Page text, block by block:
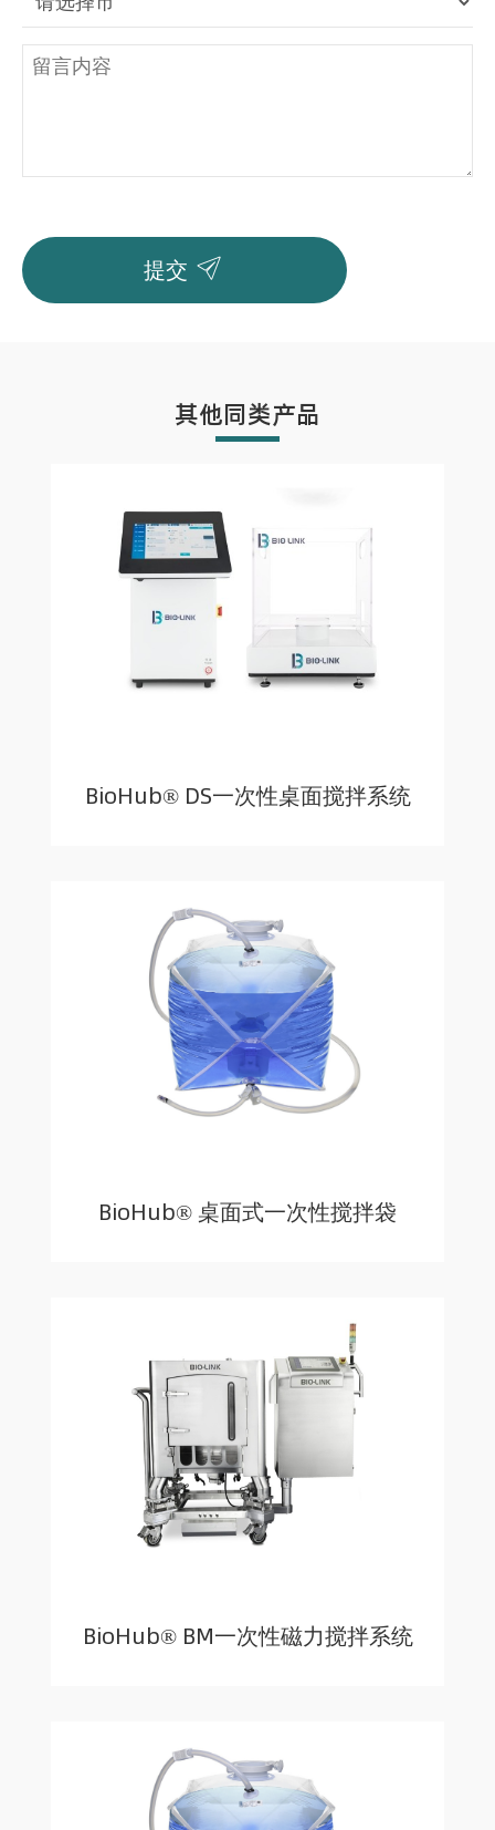
提交 
其他同类产品
BioHub® DS一次性桌面搅拌系统
BioHub® 桌面式一次性搅拌袋
BioHub® BM一次性磁力搅拌系统